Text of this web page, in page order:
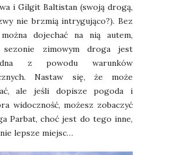
i Gilgit Baltistan (swoją drogą,
nie brzmią intrygująco?). Bez
dojechać na nią autem,
zimowym droga jest
z powodu warunków
Nastaw się, że może
ale jeśli dopisze pogoda i
widoczność, możesz zobaczyć
Parbat, choć jest do tego inne,
lepsze miejsc…